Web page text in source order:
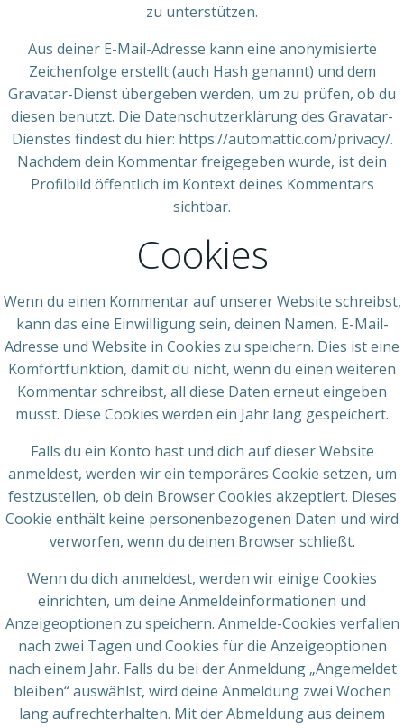
zu unterstützen.
Aus deiner E-Mail-Adresse kann eine anonymisierte
Zeichenfolge erstellt (auch Hash genannt) und dem
Gravatar-Dienst übergeben werden, um zu prüfen, ob du
diesen benutzt. Die Datenschutzerklärung des Gravatar-
Dienstes findest du hier: https://automattic.com/privacy/.
Nachdem dein Kommentar freigegeben wurde, ist dein
Profilbild öffentlich im Kontext deines Kommentars
sichtbar.
Cookies
Wenn du einen Kommentar auf unserer Website schreibst,
kann das eine Einwilligung sein, deinen Namen, E-Mail-
Adresse und Website in Cookies zu speichern. Dies ist eine
Komfortfunktion, damit du nicht, wenn du einen weiteren
Kommentar schreibst, all diese Daten erneut eingeben
musst. Diese Cookies werden ein Jahr lang gespeichert.
Falls du ein Konto hast und dich auf dieser Website
anmeldest, werden wir ein temporäres Cookie setzen, um
festzustellen, ob dein Browser Cookies akzeptiert. Dieses
Cookie enthält keine personenbezogenen Daten und wird
verworfen, wenn du deinen Browser schließt.
Wenn du dich anmeldest, werden wir einige Cookies
einrichten, um deine Anmeldeinformationen und
Anzeigeoptionen zu speichern. Anmelde-Cookies verfallen
nach zwei Tagen und Cookies für die Anzeigeoptionen
nach einem Jahr. Falls du bei der Anmeldung „Angemeldet
bleiben“ auswählst, wird deine Anmeldung zwei Wochen
lang aufrechterhalten. Mit der Abmeldung aus deinem